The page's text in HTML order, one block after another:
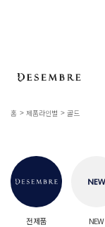
홈 제품라인별 골드
전 제품 NEW